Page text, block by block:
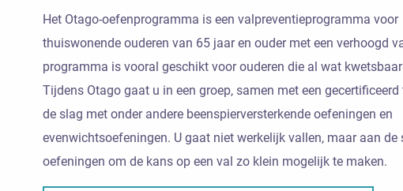
Het Otago-oefenprogramma is een valpreventieprogramma voor
thuiswonende ouderen van 65 jaar en ouder met een verhoogd
programma is vooral geschikt voor ouderen die al wat
Tijdens Otago gaat u in een groep, samen met een gecertificeerd
de slag met onder andere beenspierversterkende oefeningen en
evenwichtsoefeningen. U gaat niet werkelijk vallen, maar aan de
oefeningen om de kans op een val zo klein mogelijk te maken.